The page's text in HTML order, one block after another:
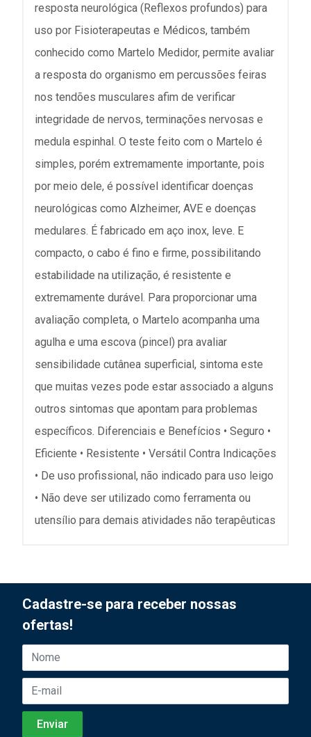
resposta neurológica (Reflexos profundos) para
uso por Fisioterapeutas e Médicos, também
conhecido como Martelo Medidor, permite avaliar
a resposta do organismo em percussões feiras
nos tendões musculares afim de verificar
integridade de nervos, terminações nervosas e
medula espinhal. O teste feito com o Martelo é
simples, porém extremamente importante, pois
por meio dele, é possível identificar doenças
neurológicas como Alzheimer, AVE e doenças
medulares. É fabricado em aço inox, leve. E
compacto, o cabo é fino e firme, possibilitando
estabilidade na utilização, é resistente e
extremamente durável. Para proporcionar uma
avaliação completa, o Martelo acompanha uma
agulha e uma escova (pincel) pra avaliar
sensibilidade cutânea superficial, sintoma este
que muitas vezes pode estar associado a alguns
outros sintomas que apontam para problemas
específicos. Diferenciais e Benefícios • Seguro •
Eficiente • Resistente • Versátil Contra Indicações
• De uso profissional, não indicado para uso leigo
• Não deve ser utilizado como ferramenta ou
utensílio para demais atividades não terapêuticas
Cadastre-se para receber nossas
ofertas!